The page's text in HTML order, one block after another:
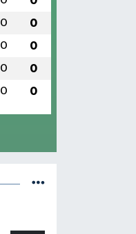
0 0
0 0
0 0
0 0